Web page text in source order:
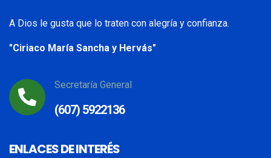
A Dios le gusta que lo traten con alegría y confianza.
"Ciriaco María Sancha y Hervás"
(607) 5922136
Secretaría General
ENLACES DE INTERÉS